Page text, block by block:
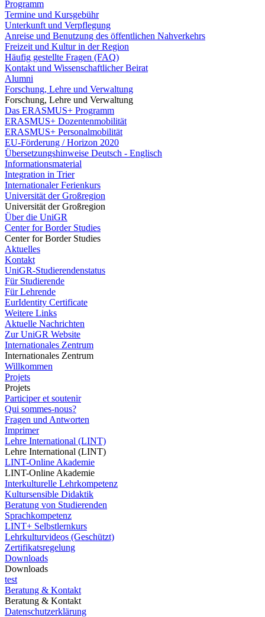
Programm
Termine und Kursgebühr
Unterkunft und Verpflegung
Anreise und Benutzung des öffentlichen Nahverkehrs
Freizeit und Kultur in der Region
Häufig gestellte Fragen (FAQ)
Kontakt und Wissenschaftlicher Beirat
Alumni
Forschung, Lehre und Verwaltung
Forschung, Lehre und Verwaltung
Das ERASMUS+ Programm
ERASMUS+ Dozentenmobilität
ERASMUS+ Personalmobilität
EU-Förderung / Horizon 2020
Übersetzungshinweise Deutsch - Englisch
Informationsmaterial
Integration in Trier
Internationaler Ferienkurs
Universität der Großregion
Universität der Großregion
Über die UniGR
Center for Border Studies
Center for Border Studies
Aktuelles
Kontakt
UniGR-Studierendenstatus
Für Studierende
Für Lehrende
EurIdentity Certificate
Weitere Links
Aktuelle Nachrichten
Zur UniGR Website
Internationales Zentrum
Internationales Zentrum
Willkommen
Projets
Projets
Participer et soutenir
Qui sommes-nous?
Fragen und Antworten
Imprimer
Lehre International (LINT)
Lehre International (LINT)
LINT-Online Akademie
LINT-Online Akademie
Interkulturelle Lehrkompetenz
Kultursensible Didaktik
Beratung von Studierenden
Sprachkompetenz
LINT+ Selbstlernkurs
Lehrkulturvideos (Geschützt)
Zertifikatsregelung
Downloads
Downloads
test
Beratung & Kontakt
Beratung & Kontakt
Datenschutzerklärung